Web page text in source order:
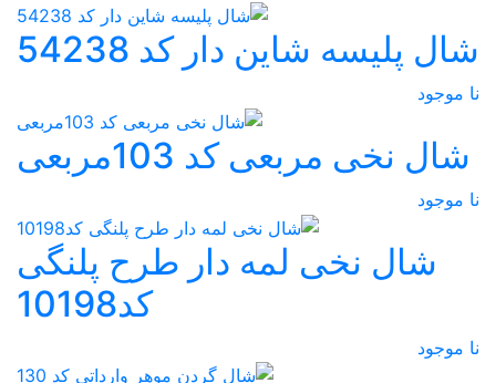
شال پلیسه شاین دار کد 54238
نا موجود
شال نخی مربعی کد 103مربعی
نا موجود
شال نخی لمه دار طرح پلنگی
کد10198
نا موجود